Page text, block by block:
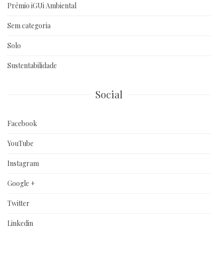
Prêmio iGUi Ambiental
Sem categoria
Solo
Sustentabilidade
Social
Facebook
YouTube
Instagram
Google +
Twitter
Linkedin